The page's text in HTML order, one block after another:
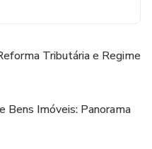
Tributária e Regime
Bens Imóveis: Panorama